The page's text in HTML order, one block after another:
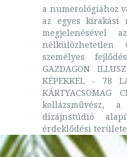
a numerológiához
az egyes kirakási
megjelenésével
személyes
GAZDAGON
KÉPEKKEL - 78
KÁRTYACSOMAG
dizájnstúdió
érdeklődési